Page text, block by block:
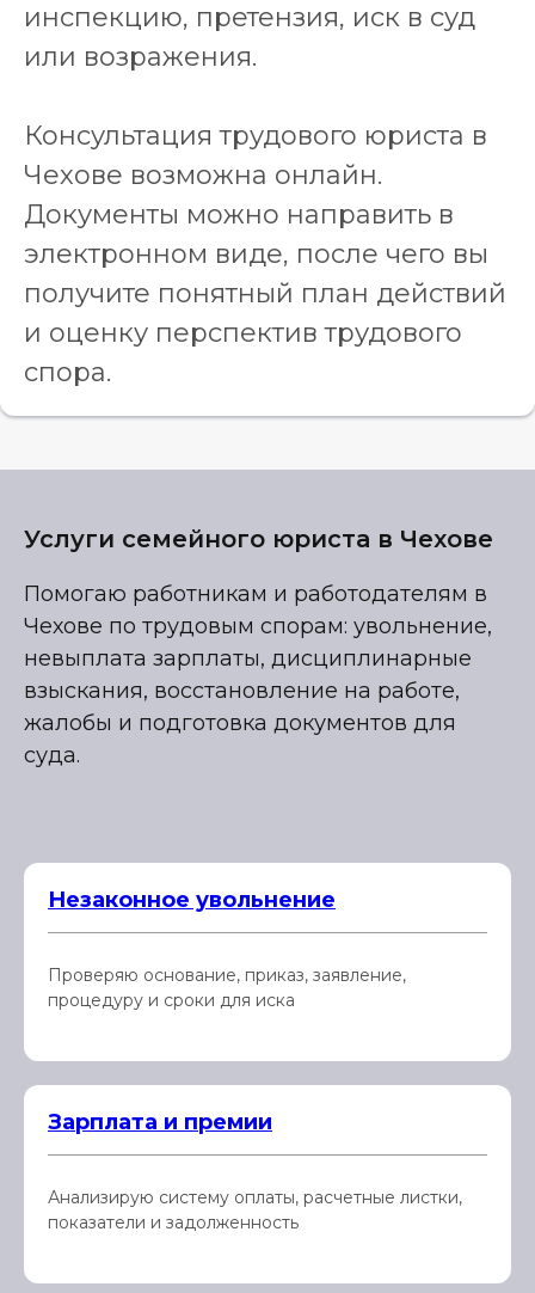
инспекцию, претензия, иск в суд
или возражения.
Консультация трудового юриста в
Чехове возможна онлайн.
Документы можно направить в
электронном виде, после чего вы
получите понятный план действий
и оценку перспектив трудового
спора.
Услуги семейного юриста в Чехове
Помогаю работникам и работодателям в
Чехове по трудовым спорам: увольнение,
невыплата зарплаты, дисциплинарные
взыскания, восстановление на работе,
жалобы и подготовка документов для
суда.
Незаконное увольнение
Проверяю основание, приказ, заявление,
процедуру и сроки для иска
Зарплата и премии
Анализирую систему оплаты, расчетные листки,
показатели и задолженность